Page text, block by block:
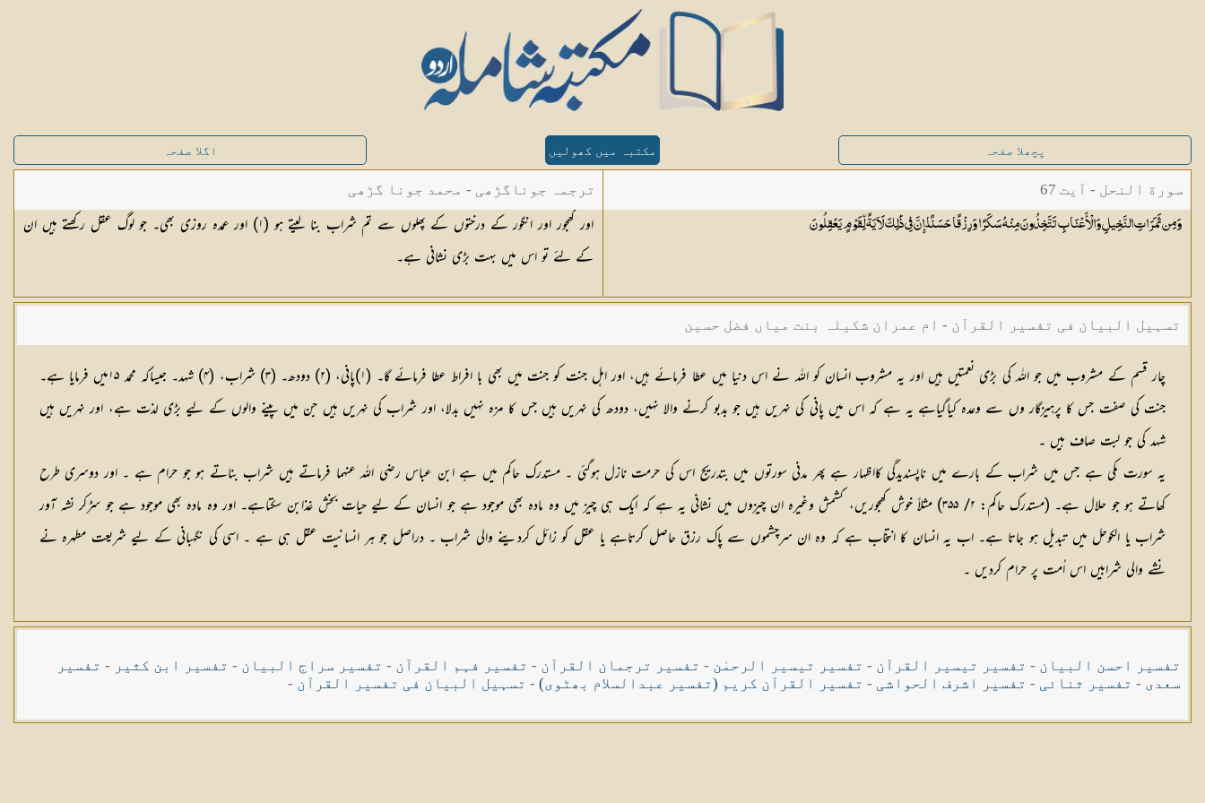
پچھلا صفحہ مکتبہ میں کھولیں اگلا صفحہ
سورة النحل - آیت 67
وَمِن ثَمَرَاتِ النَّخِيلِ وَالْأَعْنَابِ تَتَّخِذُونَ مِنْهُ سَكَرًا وَرِزْقًا حَسَنًا ۗ إِنَّ فِي ذَٰلِكَ لَآيَةً لِّقَوْمٍيَعْقِلُونَ
ترجمہ جوناگڑھی - محمد جونا گڑھی
اور کھجور اور انگور کے درختوں کے پھلوں سے تم شراب بنا لیتے ہو (١) اور عمدہ روزی بھی۔ جو لوگ عقل رکھتے ہیں ان
کے لئے تو اس میں بہت بڑی نشانی ہے۔
تسہیل البیان فی تفسیر القرآن - ام عمران شکیلہ بنت میاں فضل حسین
چار قسم کے مشروب میں جو اللہ کی بڑی نعمتیں ہیں اور یہ مشروب انسان کو اللہ نے اس دنیا میں عطا فرمائے ہیں، اور اہل جنت کو جنت میں بھی با افراط عطا فرمائے گا۔ (۱)پانی، (۲) دودھ۔ (۳) شراب، (۴) شہد۔ جیساکہ محمد ۱۵میں فرمایا ہے۔
جنت کی صفت جس کا پرہیزگار وں سے وعدہ کیاگیاہے یہ ہے کہ اس میں پانی کی نہریں ہیں جو بدبو کرنے والا نہیں، دودھ کی نہریں ہیں جس کا مزہ نہیں بدلا، اور شراب کی نہریں ہیں جن میں پینے والوں کے لیے بڑی لذت ہے، اور نہریں ہیں
شہد کی جو لبت صاف ہیں ۔
یہ سورت مکی ہے جس میں شراب کے بارے میں ناپسندیدگی کااظہار ہے پھر مدنی سورتوں میں بتدریج اس کی حرمت نازل ہوگئی ۔ مستدرک حاکم میں ہے ابن عباس رضی اللہ عنہما فرماتے ہیں شراب بناتے ہو جو حرام ہے ۔ اور دوسری طرح
کھاتے ہو جو حلال ہے۔ (مستدرک حاکم: ۲/ ۳۵۵) مثلاً خوش کھجوریں، کشمش وغیرہ ان چیزوں میں نشانی یہ ہے کہ ایک ہی چیز میں وہ مادہ بھی موجود ہے جو انسان کے لیے حیات بخش غذابن سکتاہے۔ اور وہ مادہ بھی موجود ہے جو سڑکر نشہ آور
شراب یا الکوحل میں تبدیل ہو جاتا ہے۔ اب یہ انسان کا انتخاب ہے کہ وہ ان سرچشموں سے پاک رزق حاصل کرتاہے یا عقل کو زائل کردینے والی شراب ۔ دراصل جو ہر انسانیت عقل ہی ہے ۔ اسی کی نگہبانی کے لیے شریعت مطہرہ نے
نشے والی شرابیں اس اُمت پر حرام کردیں ۔
تفسیر احسن البیان - تفسیر تیسیر القرآن - تفسیر تیسیر الرحمٰن - تفسیر ترجمان القرآن - تفسیر فہم القرآن - تفسیر سراج البیان - تفسیر ابن کثیر - تفسیر
سعدی - تفسیر ثنائی - تفسیر اشرف الحواشی - تفسیر القرآن کریم (تفسیر عبدالسلام بھٹوی) - تسہیل البیان فی تفسیر القرآن -